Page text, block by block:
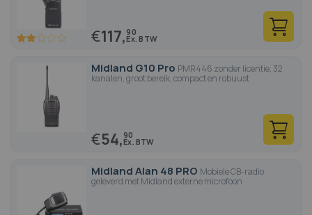
40 100 €117,90
Midland G10 Pro PMR446 zonder licentie, 32
kanalen, groot bereik, compact en robuust
€54,90
Midland Alan 48 PRO Mobiele CB-radio
geleverd met Midland externe microfoon